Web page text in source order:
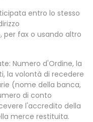
entro lo stesso
per fax o usando altro
Numero d'Ordine, la
la volontà di recedere
(nome della banca,
di conto
l'accredito della
merce restituita.